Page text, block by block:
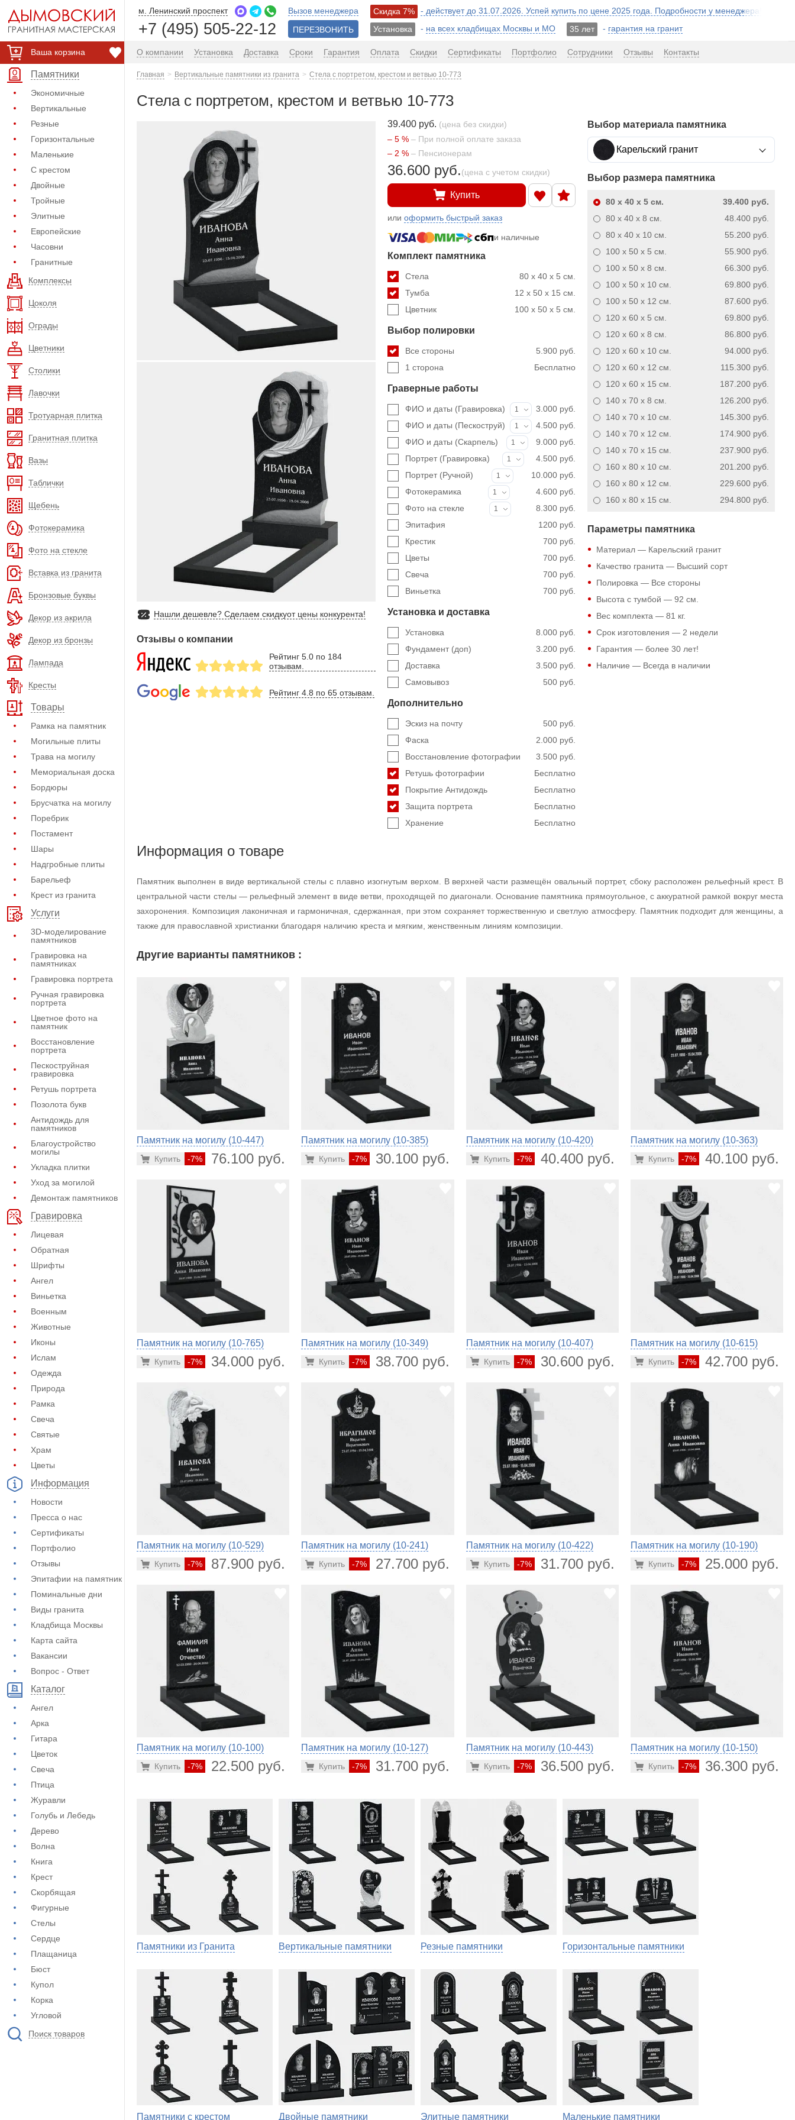
Ваша корзина
Памятники
Экономичные
Вертикальные
Резные
Горизонтальные
Маленькие
С крестом
Двойные
Тройные
Элитные
Европейские
Часовни
Гранитные
Комплексы
Цоколя
Ограды
Цветники
Столики
Лавочки
Тротуарная плитка
Гранитная плитка
Вазы
Таблички
Щебень
Фотокерамика
Фото на стекле
Вставка из гранита
Бронзовые буквы
Декор из акрила
Декор из бронзы
Лампада
Кресты
Товары
Рамка на памятник
Могильные плиты
Трава на могилу
Мемориальная доска
Бордюры
Брусчатка на могилу
Поребрик
Постамент
Шары
Надгробные плиты
Барельеф
Крест из гранита
Услуги
3D-моделирование
памятников
Гравировка на
памятниках
Гравировка портрета
Ручная гравировка
портрета
Цветное фото на
памятник
Восстановление
портрета
Пескоструйная
гравировка
Ретушь портрета
Позолота букв
Антидождь для
памятников
Благоустройство
могилы
Укладка плитки
Уход за могилой
Демонтаж памятников
Гравировка
Лицевая
Обратная
Шрифты
Ангел
Виньетка
Военным
Животные
Иконы
Ислам
Одежда
Природа
Рамка
Свеча
Святые
Храм
Цветы
Информация
Новости
Пресса о нас
Сертификаты
Портфолио
Отзывы
Эпитафии на памятник
Поминальные дни
Виды гранита
Кладбища Москвы
Карта сайта
Вакансии
Вопрос - Ответ
Каталог
Ангел
Арка
Гитара
Цветок
Свеча
Птица
Журавли
Голубь и Лебедь
Дерево
Волна
Книга
Крест
Скорбящая
Фигурные
Стелы
Сердце
Плащаница
Бюст
Купол
Корка
Угловой
Поиск товаров
м. Ленинский проспект
+7 (495) 505-22-12
Вызов менеджера
ПЕРЕЗВОНИТЬ
Скидка 7%
- действует до 31.07.2026. Успей купить по цене 2025 года. Подробности у менеджера!
Установка
- на всех кладбищах Москвы и МО 35 лет - гарантия на гранит
О компании Установка Доставка Сроки Гарантия Оплата Скидки Сертификаты Портфолио Сотрудники Отзывы Контакты
Главная Вертикальные памятники из гранита Стела с портретом, крестом и ветвью 10-773
Стела с портретом, крестом и ветвью 10-773
Нашли дешевле? Сделаем скидкуот цены конкурента!
Отзывы о компании
Рейтинг 5.0 по 184
отзывам.
Рейтинг 4.8 по 65 отзывам.
39.400 руб. (цена без скидки)
– 5 % – При полной оплате заказа
– 2 % – Пенсионерам
36.600 руб.(цена с учетом скидки)
Купить
илиоформить быстрый заказ
и наличные
Комплект памятника
80 x 40 x 5 см.
Стела
12 x 50 x 15 см.
Тумба
100 x 50 x 5 см.
Цветник
Выбор полировки
5.900 руб.
Все стороны
Бесплатно
1 сторона
Граверные работы
ФИО и даты (Гравировка) 1
3.000 руб.
ФИО и даты (Пескоструй)
1
4.500 руб.
ФИО и даты (Скарпель)
1
9.000 руб.
Портрет (Гравировка)
1
4.500 руб.
Портрет (Ручной)
1
10.000 руб.
Фотокерамика
1
4.600 руб.
Фото на стекле
1
8.300 руб.
1200 руб.
Эпитафия
700 руб.
Крестик
700 руб.
Цветы
700 руб.
Свеча
700 руб.
Виньетка
Установка и доставка
8.000 руб.
Установка
3.200 руб.
Фундамент (доп)
3.500 руб.
Доставка
500 руб.
Самовывоз
Дополнительно
500 руб.
Эскиз на почту
2.000 руб.
Фаска
3.500 руб.
Восстановление фотографии
Бесплатно
Ретушь фотографии
Бесплатно
Покрытие Антидождь
Бесплатно
Защита портрета
Бесплатно
Хранение
Выбор материала памятника
Карельский гранит
Выбор размера памятника
39.400 руб.
80 x 40 x 5см.
48.400 руб.
80 x 40 x 8 см.
55.200 руб.
80 x 40 x 10см.
55.900 руб.
100 x 50 x 5 см.
66.300 руб.
100 x 50 x 8 см.
69.800 руб.
100 x 50 x 10см.
87.600 руб.
100 x 50 x 12 см.
69.800 руб.
120 x 60 x 5 см.
86.800 руб.
120 x 60 x 8 см.
94.000 руб.
120 x 60 x 10см.
115.300 руб.
120 x 60 x 12 см.
187.200 руб.
120 x 60 x 15 см.
126.200 руб.
140 x 70 x 8 см.
145.300 руб.
140 x 70 x 10см.
174.900 руб.
140 x 70 x 12 см.
237.900 руб.
140 x 70 x 15 см.
201.200 руб.
160 x 80 x 10см.
229.600 руб.
160 x 80 x 12 см.
294.800 руб.
160 x 80 x 15 см.
Параметры памятника
Материал — Карельский гранит
Качество гранита — Высший сорт
Полировка — Все стороны
Высота с тумбой — 92 см.
Вес комплекта — 81 кг.
Срок изготовления — 2 недели
Гарантия — более 30 лет!
Наличие — Всегда в наличии
Информация о товаре
Памятник выполнен в виде вертикальной стелы с плавно изогнутым верхом. В верхней части размещён овальный портрет, сбоку расположен рельефный крест. В
центральной части стелы — рельефный элемент в виде ветви, проходящей по диагонали. Основание памятника прямоугольное, с аккуратной рамкой вокруг места
захоронения. Композиция лаконичная и гармоничная, сдержанная, при этом сохраняет торжественную и светлую атмосферу. Памятник подходит для женщины, а
также для православной христианки благодаря наличию креста и мягким, женственным линиям композиции.
Другие варианты памятников :
Памятник на могилу (10-447)
-7% 76.100 руб.
Купить
Памятник на могилу (10-385)
-7% 30.100 руб.
Купить
Памятник на могилу (10-420)
-7% 40.400 руб.
Купить
Памятник на могилу (10-363)
-7% 40.100 руб.
Купить
Памятник на могилу (10-765)
-7% 34.000 руб.
Купить
Памятник на могилу (10-349)
-7% 38.700 руб.
Купить
Памятник на могилу (10-407)
-7% 30.600 руб.
Купить
Памятник на могилу (10-615)
-7% 42.700 руб.
Купить
Памятник на могилу (10-529)
-7% 87.900 руб.
Купить
Памятник на могилу (10-241)
-7% 27.700 руб.
Купить
Памятник на могилу (10-422)
-7% 31.700 руб.
Купить
Памятник на могилу (10-190)
-7% 25.000 руб.
Купить
Памятник на могилу (10-100)
-7% 22.500 руб.
Купить
Памятник на могилу (10-127)
-7% 31.700 руб.
Купить
Памятник на могилу (10-443)
-7% 36.500 руб.
Купить
Памятник на могилу (10-150)
-7% 36.300 руб.
Купить
Памятники из Гранита Вертикальные памятники Резные памятники Горизонтальные памятники
Памятники с крестом Двойные памятники Элитные памятники Маленькие памятники